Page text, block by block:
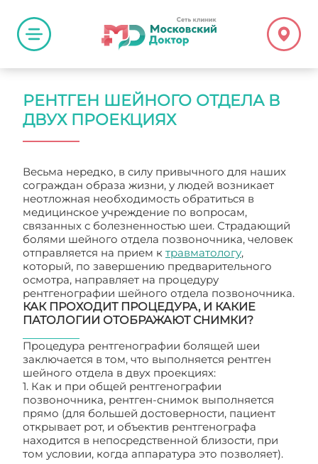
РЕНТГЕН ШЕЙНОГО ОТДЕЛА В
ДВУХ ПРОЕКЦИЯХ
Весьма нередко, в силу привычного для наших
сограждан образа жизни, у людей возникает
неотложная необходимость обратиться в
медицинское учреждение по вопросам,
связанных с болезненностью шеи. Страдающий
болями шейного отдела позвоночника, человек
отправляется на прием к травматологу,
который, по завершению предварительного
осмотра, направляет на процедуру
рентгенографии шейного отдела позвоночника.
КАК ПРОХОДИТ ПРОЦЕДУРА, И КАКИЕ
ПАТОЛОГИИ ОТОБРАЖАЮТ СНИМКИ?
Процедура рентгенографии болящей шеи
заключается в том, что выполняется рентген
шейного отдела в двух проекциях:
1. Как и при общей рентгенографии
позвоночника, рентген-снимок выполняется
прямо (для большей достоверности, пациент
открывает рот, и объектив рентгенографа
находится в непосредственной близости, при
том условии, когда аппаратура это позволяет).